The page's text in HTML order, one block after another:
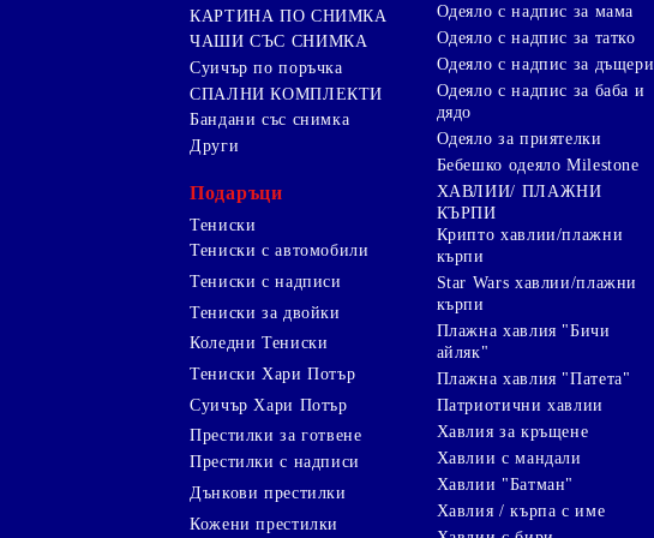
КАРТИНА ПО СНИМКА
ЧАШИ СЪС СНИМКА
Суичър по поръчка
СПАЛНИ КОМПЛЕКТИ
Бандани със снимка
Други
Подаръци
Тениски
Тениски с автомобили
Тениски с надписи
Тениски за двойки
Коледни Тениски
Тениски Хари Потър
Суичър Хари Потър
Престилки за готвене
Престилки с надписи
Дънкови престилки
Кожени престилки
Одеяло с надпис за мама
Одеяло с надпис за татко
Одеяло с надпис за дъщери
Одеяло с надпис за баба и
дядо
Одеяло за приятелки
Бебешко одеяло Milestone
ХАВЛИИ/ ПЛАЖНИ
КЪРПИ
Крипто хавлии/плажни
кърпи
Star Wars хавлии/плажни
кърпи
Плажна хавлия "Бичи
айляк"
Плажна хавлия "Патета"
Патриотични хавлии
Хавлия за кръщене
Хавлии с мандали
Хавлии "Батман"
Хавлия / кърпа с име